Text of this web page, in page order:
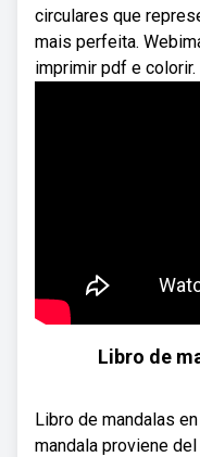
circulares que
mais perfeita.
imprimir pdf e
Libro de
Libro de mandalas
mandala proviene